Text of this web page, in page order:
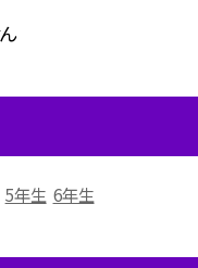
5年生 6年生